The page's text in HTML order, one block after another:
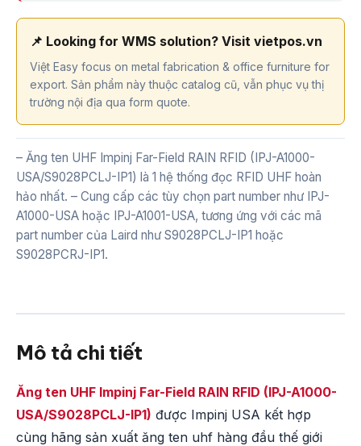
📌 Looking for WMS solution? Visit vietpos.vn
Việt Easy focus on metal fabrication & office furniture for
export. Sản phẩm này thuộc catalog cũ, vẫn phục vụ thị
trường nội địa qua form quote.
– Ăng ten UHF Impinj Far-Field RAIN RFID (IPJ-A1000-
USA/S9028PCLJ-IP1) là 1 hệ thống đọc RFID UHF hoàn
hảo nhất. – Cung cấp các tùy chọn part number như IPJ-
A1000-USA hoặc IPJ-A1001-USA, tương ứng với các mã
part number của Laird như S9028PCLJ-IP1 hoặc
S9028PCRJ-IP1.
Mô tả chi tiết
Ăng ten UHF Impinj Far-Field RAIN RFID (IPJ-A1000-
USA/S9028PCLJ-IP1) được Impinj USA kết hợp
cùng hãng sản xuất ăng ten uhf hàng đầu thế giới